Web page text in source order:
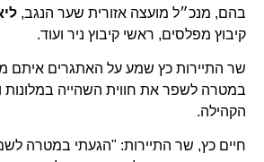
בהם, מנכ״ל מועצה אזורית שער הנגב,
קיבוץ מפלסים, ראשי קיבוץ ניר ועוד.
שר התיירות כץ שמע על האתגרים איתם
במטרה לשפר את חווית השהייה במלונות
הקהילה.
חיים כץ, שר התיירות: "הגעתי במטרה